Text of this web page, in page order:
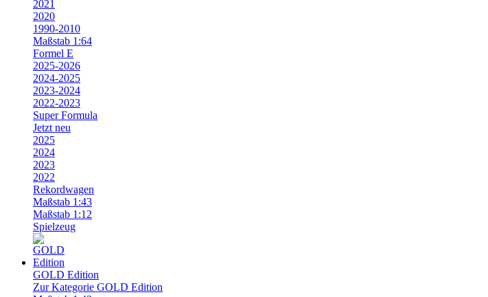
2021
2020
1990-2010
Maßstab 1:64
Formel E
2025-2026
2024-2025
2023-2024
2022-2023
Super Formula
Jetzt neu
2025
2024
2023
2022
Rekordwagen
Maßstab 1:43
Maßstab 1:12
Spielzeug
GOLD Edition
Zur Kategorie GOLD Edition